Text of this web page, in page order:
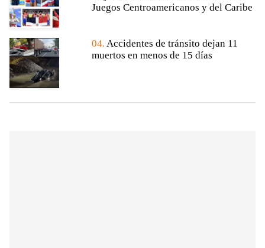
Juegos Centroamericanos y del Caribe
04. Accidentes de tránsito dejan 11
muertos en menos de 15 días